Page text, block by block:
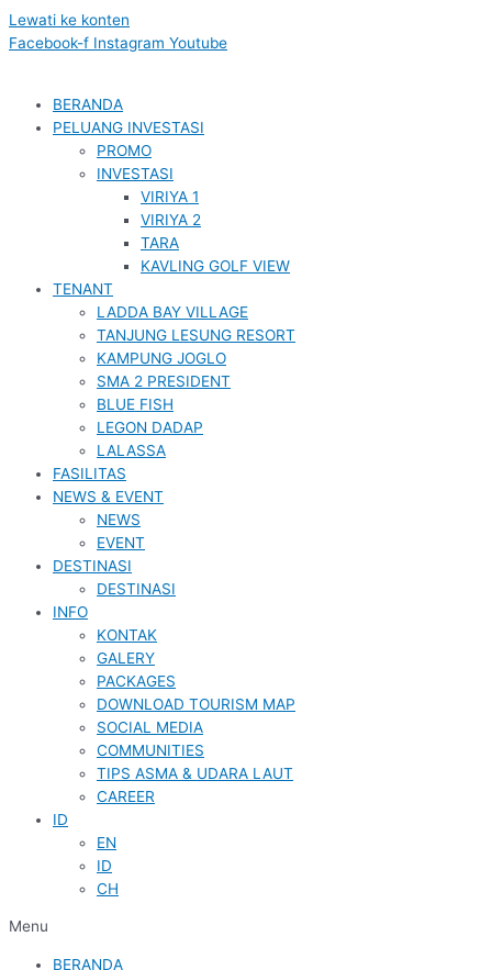
Lewati ke konten
Facebook-f Instagram Youtube
BERANDA
PELUANG INVESTASI
PROMO
INVESTASI
VIRIYA 1
VIRIYA 2
TARA
KAVLING GOLF VIEW
TENANT
LADDA BAY VILLAGE
TANJUNG LESUNG RESORT
KAMPUNG JOGLO
SMA 2 PRESIDENT
BLUE FISH
LEGON DADAP
LALASSA
FASILITAS
NEWS & EVENT
NEWS
EVENT
DESTINASI
DESTINASI
INFO
KONTAK
GALERY
PACKAGES
DOWNLOAD TOURISM MAP
SOCIAL MEDIA
COMMUNITIES
TIPS ASMA & UDARA LAUT
CAREER
ID
EN
ID
CH
Menu
BERANDA